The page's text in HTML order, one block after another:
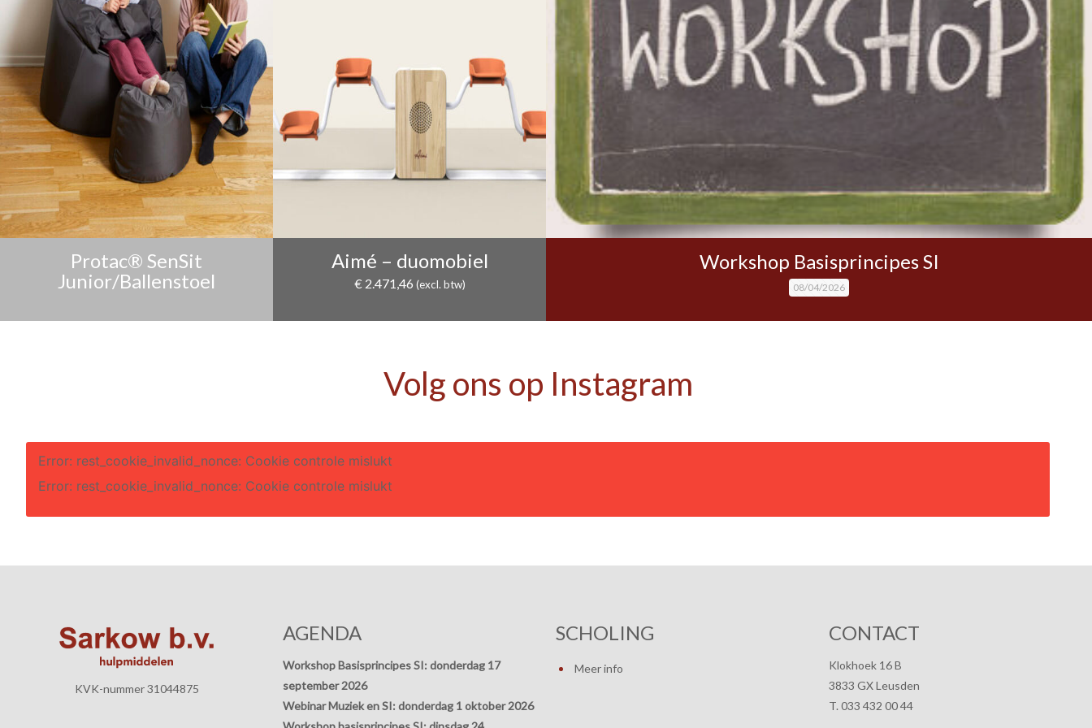
Protac® SenSit
Junior/Ballenstoel
Aimé – duomobiel
€ 2.471,46 (excl. btw)
Workshop Basisprincipes SI
08/04/2026
Volg ons op Instagram
Error: rest_cookie_invalid_nonce: Cookie controle mislukt
Error: rest_cookie_invalid_nonce: Cookie controle mislukt
KVK-nummer 31044875
AGENDA
Workshop Basisprincipes SI: donderdag 17
september 2026
Webinar Muziek en SI: donderdag 1 oktober 2026
SCHOLING
Meer info
CONTACT
Klokhoek 16 B
3833 GX Leusden
T. 033 432 00 44